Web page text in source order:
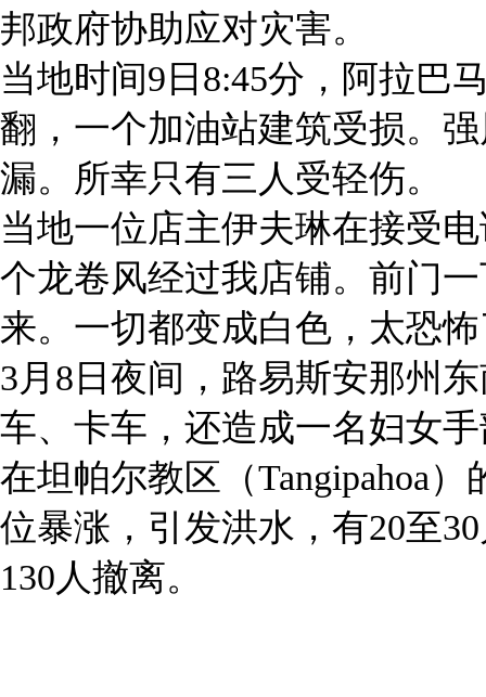
邦政府协助应对灾害。
当地时间9日8:45分，阿拉巴
翻，一个加油站建筑受损。
漏。所幸只有三人受轻伤。
当地一位店主伊夫琳在接受
个龙卷风经过我店铺。前门
来。一切都变成白色，太恐怖
3月8日夜间，路易斯安那州
车、卡车，还造成一名妇女
在坦帕尔教区（Tangipahoa
位暴涨，引发洪水，有20至
130人撤离。